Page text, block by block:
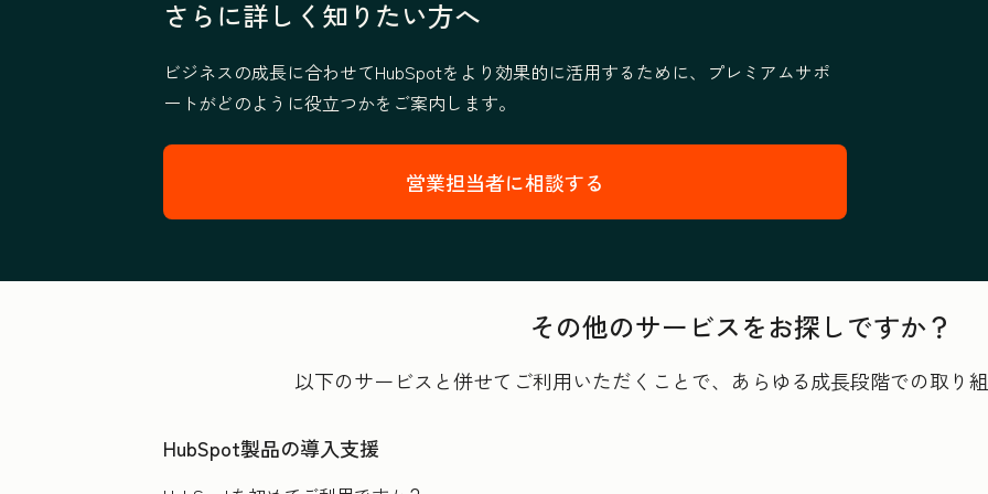
さらに詳しく知りたい方へ
ビジネスの成長に合わせてHubSpotをより効果的に活用するために、プレミアムサポ
ートがどのように役立つかをご案内します。
営業担当者に相談する
その他のサービスをお探しですか？
以下のサービスと併せてご利用いただくことで、あらゆる成長段階での取り
HubSpot製品の導入支援